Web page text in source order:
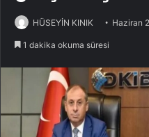
HÜSEYİN KINIK Haziran
1 dakika okuma süresi